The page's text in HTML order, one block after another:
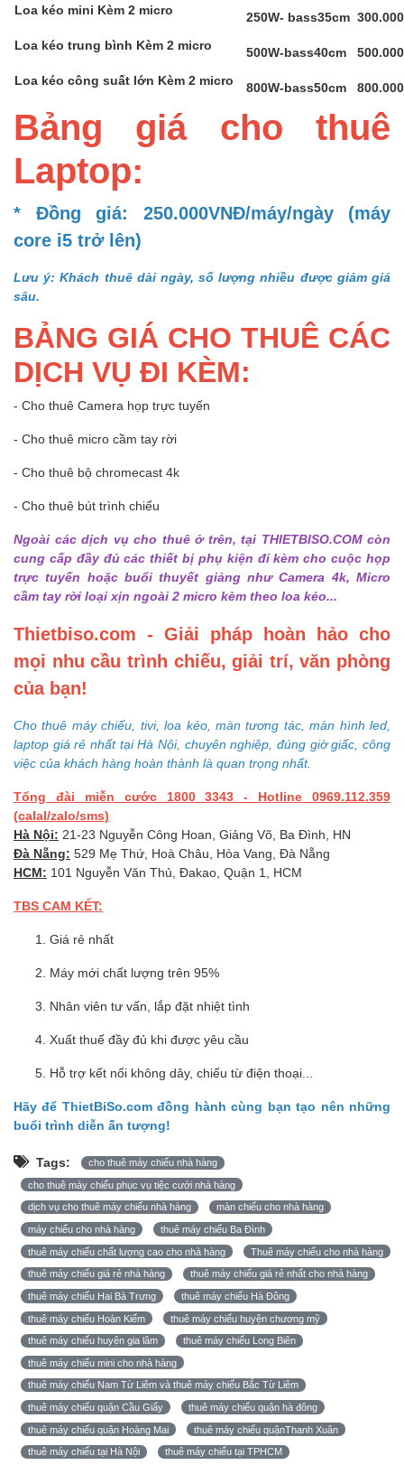
Loa kéo mini Kèm 2 micro
250W- bass35cm
Loa kéo trung bình Kèm 2 micro
500W-bass40cm
Loa kéo công suất lớn Kèm 2 micro
800W-bass50cm
Bảng giá cho thuê
Laptop:
* Đồng giá: 250.000VNĐ/máy/ngày (máy
core i5 trở lên)
Lưu ý: Khách thuê dài ngày, số lượng nhiều được giảm giá
sâu.
BẢNG GIÁ CHO THUÊ CÁC
DỊCH VỤ ĐI KÈM:
- Cho thuê Camera họp trực tuyến
- Cho thuê micro cầm tay rời
- Cho thuê bộ chromecast 4k
- Cho thuê bút trình chiếu
Ngoài các dịch vụ cho thuê ở trên, tại THIETBISO.COM còn
cung cấp đầy đủ các thiết bị phụ kiện đi kèm cho cuộc họp
trực tuyến hoặc buổi thuyết giảng như Camera 4k, Micro
cầm tay rời loại xịn ngoài 2 micro kèm theo loa kéo...
Thietbiso.com - Giải pháp hoàn hảo cho
mọi nhu cầu trình chiếu, giải trí, văn phòng
của bạn!
Cho thuê máy chiếu, tivi, loa kéo, màn tương tác, màn hình led,
laptop giá rẻ nhất tại Hà Nội, chuyên nghiệp, đúng giờ giấc, công
việc của khách hàng hoàn thành là quan trọng nhất.
Tổng đài miễn cước 1800 3343 - Hotline 0969.112.359
(calal/zalo/sms)
Hà Nội: 21-23 Nguyễn Công Hoan, Giảng Võ, Ba Đình, HN
Đà Nẵng: 529 Mẹ Thứ, Hoà Châu, Hòa Vang, Đà Nẵng
HCM: 101 Nguyễn Văn Thủ, Đakao, Quận 1, HCM
TBS CAM KẾT:
Giá rẻ nhất
Máy mới chất lượng trên 95%
Nhân viên tư vấn, lắp đặt nhiệt tình
Xuất thuế đầy đủ khi được yêu cầu
Hỗ trợ kết nối không dây, chiếu từ điện thoại...
Hãy để ThietBiSo.com đồng hành cùng bạn tạo nên những
buổi trình diễn ấn tượng!
Tags: cho thuê máy chiếu nhà hàng
cho thuê máy chiếu phục vụ tiệc cưới nhà hàng
dịch vụ cho thuê máy chiếu nhà hàng màn chiếu cho nhà hàng
máy chiếu cho nhà hàng thuê máy chiếu Ba Đình
thuê máy chiếu chất lượng cao cho nhà hàng Thuê máy chiếu cho nhà hàng
thuê máy chiếu giá rẻ nhà hàng thuê máy chiếu giá rẻ nhất cho nhà hàng
thuê máy chiếu Hai Bà Trưng thuê máy chiếu Hà Đông
thuê máy chiếu Hoàn Kiếm thuê máy chiếu huyện chương mỹ
thuê máy chiếu huyện gia lâm thuê máy chiếu Long Biên
thuê máy chiếu mini cho nhà hàng
thuê máy chiếu Nam Từ Liêm và thuê máy chiếu Bắc Từ Liêm
thuê máy chiếu quận Cầu Giấy thuê máy chiếu quận hà đông
thuê máy chiếu quận Hoàng Mai thuê máy chiếu quậnThanh Xuân
thuê máy chiếu tại Hà Nội thuê máy chiếu tại TPHCM